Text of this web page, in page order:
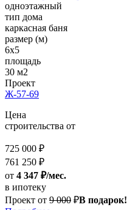
одноэтажный
тип дома
каркасная баня
размер (м)
6x5
площадь
30 м2
Проект
Ж-57-69
Цена
строительства от
725 000 ₽
761 250 ₽
от 4 347 ₽/мес.
в ипотеку
Проект от 9 000 ₽В подарок!